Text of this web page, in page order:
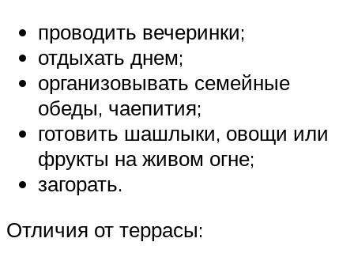
проводить вечеринки;
отдыхать днем;
организовывать семейные
обеды, чаепития;
готовить шашлыки, овощи или
фрукты на живом огне;
загорать.
Отличия от террасы: